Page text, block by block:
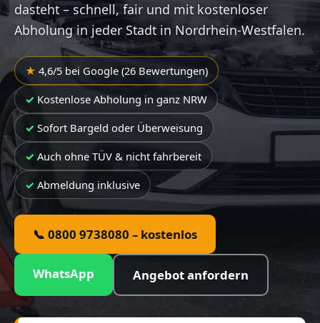
dasteht – schnell, fair und mit kostenloser
Abholung in jeder Stadt in Nordrhein-Westfalen.
4,6/5 bei Google (26 Bewertungen)
Kostenlose Abholung in ganz NRW
Sofort Bargeld oder Überweisung
Auch ohne TÜV & nicht fahrbereit
Abmeldung inklusive
📞 0800 9738080 – kostenlos
WhatsApp Angebot anfordern